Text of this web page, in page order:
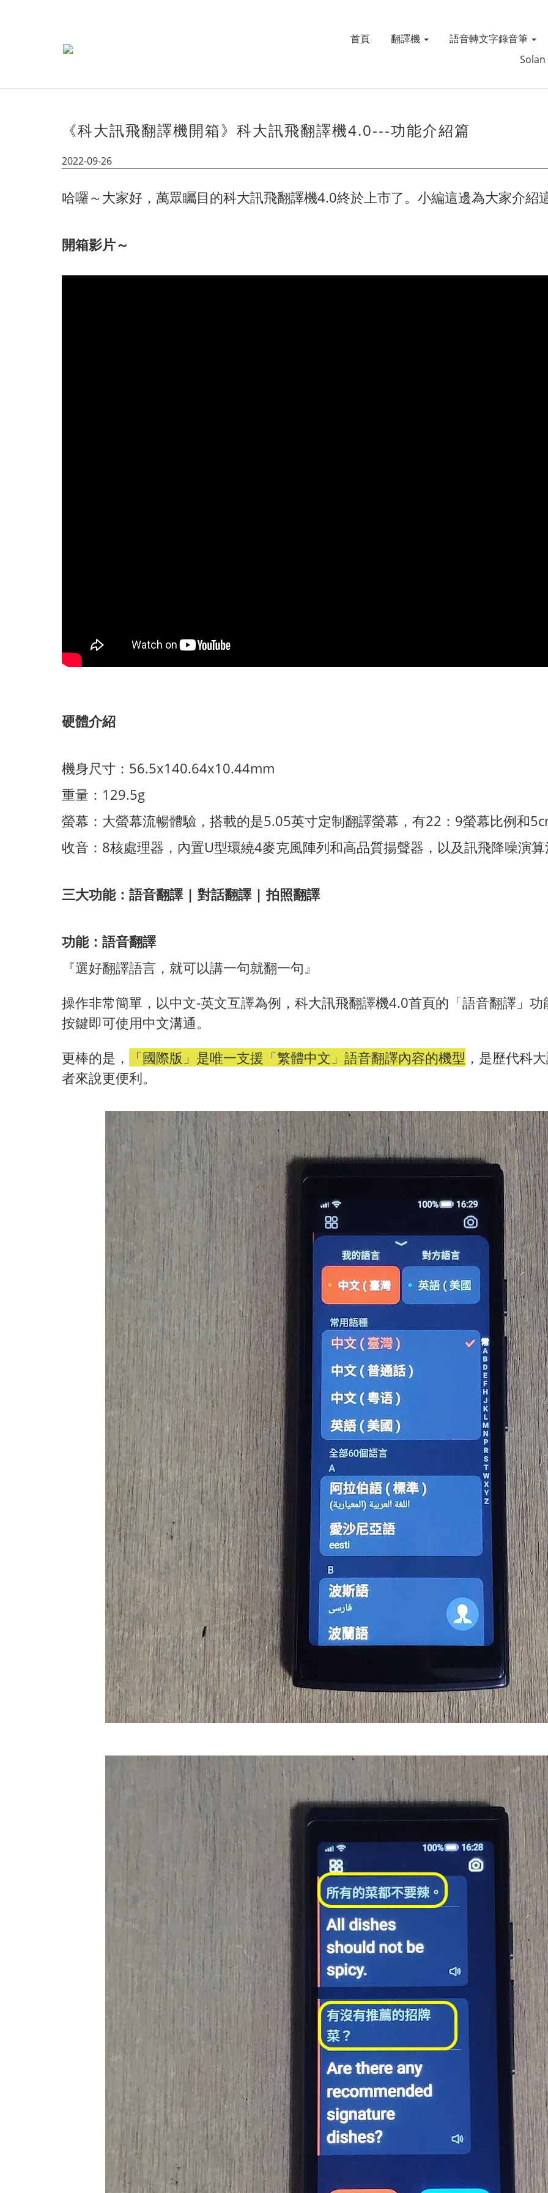
首頁 翻譯機 語音轉文字錄音筆
Solan
《科大訊飛翻譯機開箱》科大訊飛翻譯機4.0---功能介紹篇
2022-09-26
哈囉～大家好，萬眾矚目的科大訊飛翻譯機4.0終於上市了。小編這邊為大家介紹
開箱影片～
硬體介紹
機身尺寸：56.5x140.64x10.44mm
重量：129.5g
螢幕：大螢幕流暢體驗，搭載的是5.05英寸定制翻譯螢幕，有22：9螢幕比例和
收音：8核處理器，內置U型環繞4麥克風陣列和高品質揚聲器，以及訊飛降噪演算
三大功能：語音翻譯 | 對話翻譯 | 拍照翻譯
功能：語音翻譯
『選好翻譯語言，就可以講一句就翻一句』
操作非常簡單，以中文-英文互譯為例，科大訊飛翻譯機4.0首頁的「語音翻譯」
按鍵即可使用中文溝通。
更棒的是，
「國際版」是唯一支援「繁體中文」語音翻譯內容的機型 ，是歷代科
者來說更便利。